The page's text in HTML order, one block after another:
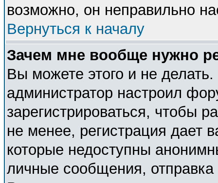
возможно, он неправильно
Вернуться к началу
Зачем мне вообще нужно
Вы можете этого и не делать.
администратор настроил
зарегистрироваться, чтобы
не менее, регистрация дает
которые недоступны
личные сообщения, отправка